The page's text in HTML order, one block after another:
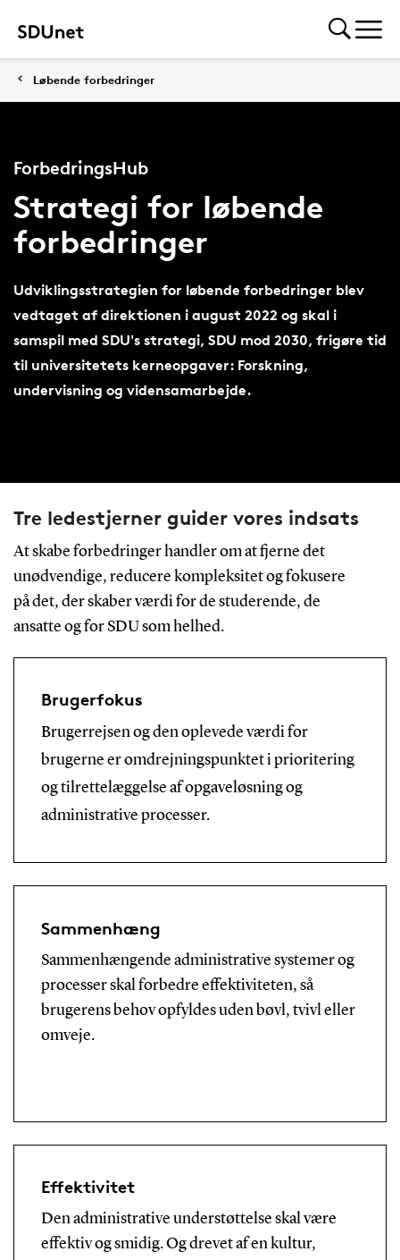
Løbende forbedringer
ForbedringsHub
Strategi for løbende
forbedringer
Udviklingsstrategien for løbende forbedringer blev
vedtaget af direktionen i august 2022 og skal i
samspil med SDU's strategi, SDU mod 2030, frigøre tid
til universitetets kerneopgaver: Forskning,
undervisning og vidensamarbejde.
Tre ledestjerner guider vores indsats
At skabe forbedringer handler om at fjerne det
unødvendige, reducere kompleksitet og fokusere
på det, der skaber værdi for de studerende, de
ansatte og for SDU som helhed.
Brugerfokus
Brugerrejsen og den oplevede værdi for
brugerne er omdrejningspunktet i prioritering
og tilrettelæggelse af opgaveløsning og
administrative processer.
Sammenhæng
Sammenhængende administrative systemer og
processer skal forbedre effektiviteten, så
brugerens behov opfyldes uden bøvl, tvivl eller
omveje.
Effektivitet
Den administrative understøttelse skal være
effektiv og smidig. Og drevet af en kultur,